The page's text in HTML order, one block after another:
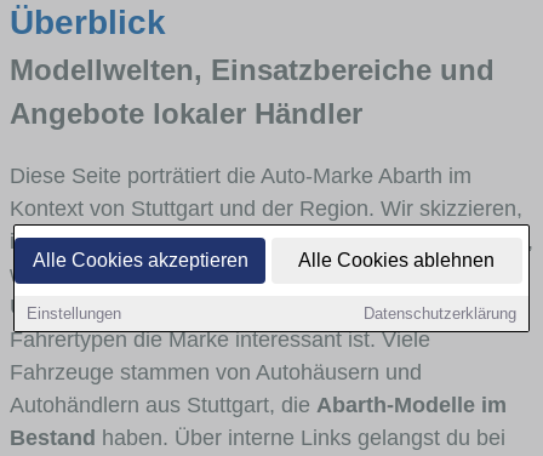
Alle Cookies akzeptieren Alle Cookies ablehnen
Einstellungen Datenschutzerklärung
Überblick
Modellwelten, Einsatzbereiche und
Angebote lokaler Händler
Diese Seite porträtiert die Auto-Marke Abarth im
Kontext von Stuttgart und der Region. Wir skizzieren,
in welchen Fahrzeugklassen Abarth stark vertreten ist,
welche Modellreihen häufig im Stadt- und
Umlandverkehr zu sehen sind und für welche
Fahrertypen die Marke interessant ist. Viele
Fahrzeuge stammen von Autohäusern und
Autohändlern aus Stuttgart, die Abarth-Modelle im
Bestand haben. Über interne Links gelangst du bei